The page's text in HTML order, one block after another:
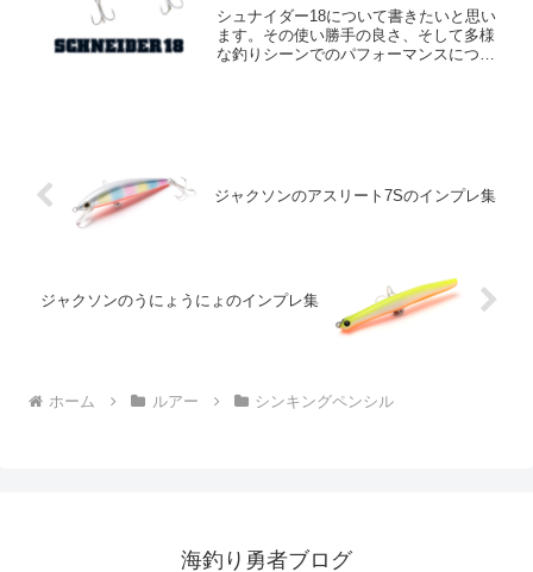
シュナイダー18について書きたいと思い
ます。その使い勝手の良さ、そして多様
な釣りシーンでのパフォーマンスについ
ジャクソンのアスリート7Sのインプレ集
ジャクソンのうにょうにょのインプレ集
ホーム ルアー シンキングペンシル
海釣り勇者ブログ